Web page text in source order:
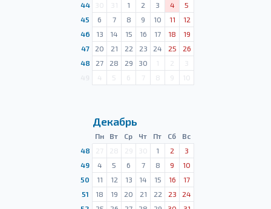
44
30 31 1 2 3 4
5
45
6 7 8 9 10 11
12
46
13 14 15 16 17 18
19
47
20 21 22 23 24 25
26
48
27 28 29 30 1 2
3
4 5 6 7 8 9 10
Декабрь
Пн Вт Ср Чт Пт Сб
Вс
48
27 28 29 30 1 2
3
49
4 5 6 7 8 9
10
50
11 12 13 14 15 16
17
51
18 19 20 21 22 23
24